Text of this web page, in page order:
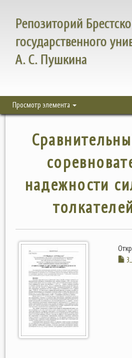
Репозиторий
государственного
А. С. Пушкина
Просмотр элемента
надежности